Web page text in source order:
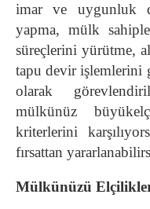
imar ve uygunluk
yapma, mülk
süreçlerini yürütme,
tapu devir işlemlerini
olarak
mülkünüz
kriterlerini
fırsattan
Mülkünüzü